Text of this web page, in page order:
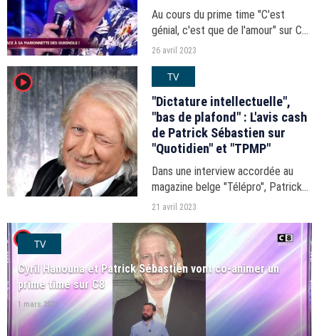
Au cours du prime time "C'est
génial, c'est que de l'amour" sur C8,
Cyril Hanouna a ressorti pour la
"Guignols" depuis la fin du
26 avril 2023
player2 TV
"Dictature intellectuelle",
"bas de plafond" : L'avis cash
de Patrick Sébastien sur
"Quotidien" et "TPMP"
Dans une interview accordée au
magazine belge "Télépro", Patrick
Sébastien a donné son avis sur la
choisis.
21 avril 2023
player2TV
Cyril Hanouna et Patrick Sébastien vont co-animer un
prime time sur C8
1 mars 2023